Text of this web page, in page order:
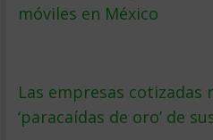
móviles en México
Las empresas cotizadas
‘paracaídas de oro’ de